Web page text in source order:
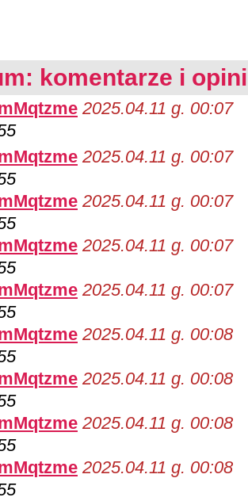
komentarze i
2025.04.11 g. 00:07
2025.04.11 g. 00:07
2025.04.11 g. 00:07
2025.04.11 g. 00:07
2025.04.11 g. 00:07
2025.04.11 g. 00:08
2025.04.11 g. 00:08
2025.04.11 g. 00:08
2025.04.11 g. 00:08